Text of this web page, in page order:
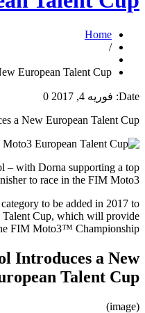
Home
/
European Talent Cup
Date: فوریه 4, 2017
0
a New European Talent Cup
– with Dorna supporting a top
to race in the FIM Moto3.
to be added in 2017 to
Cup, which will provide
FIM Moto3™ Championship…
Introduces a New
Talent Cup
(image)